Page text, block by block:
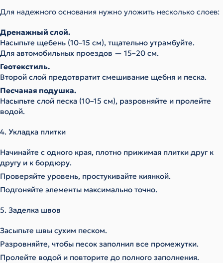
Для надежного основания нужно уложить несколько слоев:
Дренажный слой.
Насыпьте щебень (10–15 см), тщательно утрамбуйте.
Для автомобильных проездов — 15–20 см.
Геотекстиль.
Второй слой предотвратит смешивание щебня и песка.
Песчаная подушка.
Насыпьте слой песка (10–15 см), разровняйте и пролейте
водой.
4. Укладка плитки
Начинайте с одного края, плотно прижимая плитки друг к
другу и к бордюру.
Проверяйте уровень, простукивайте киянкой.
Подгоняйте элементы максимально точно.
5. Заделка швов
Засыпьте швы сухим песком.
Разровняйте, чтобы песок заполнил все промежутки.
Пролейте водой и повторите до полного заполнения.